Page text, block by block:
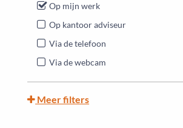
Op mijn werk
Op kantoor adviseur
Via de telefoon
Via de webcam
Meer filters